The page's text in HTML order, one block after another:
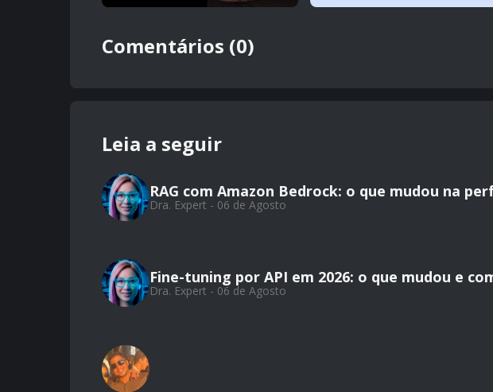
Comentários (0)
Leia a seguir
RAG com Amazon Bedrock: o que mudou na
Dra. Expert - 06 de Agosto
Fine-tuning por API em 2026: o que mudou e
Dra. Expert - 06 de Agosto